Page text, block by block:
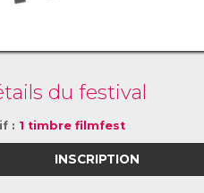
du festival
: 1 timbre filmfest
INSCRIPTION